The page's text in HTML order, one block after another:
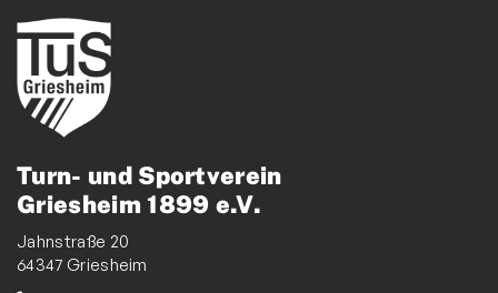
Turn- und Sportverein
Griesheim 1899 e.V.
Jahnstraße 20
64347 Griesheim